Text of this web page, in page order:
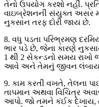
તેનો ઉપયોગ કરશો નહીં.
વાઇબ્રેશનની સંયુક્ત અસર
નુકસાન તરફ દોરી જાય છે.
8. વધુ પડતા પરિભ્રમણ
ભાર પડે છે, જેના કારણે
1 થી 2 સેકન્ડનો સમય રાખો
આવે અને તેમનું જીવન લંબાય
9. કામ કરતી વખતે, તેલના
તાપમાન અથવા વિચિત્ર
આપો. જો તમને કંઈક દેખાય,